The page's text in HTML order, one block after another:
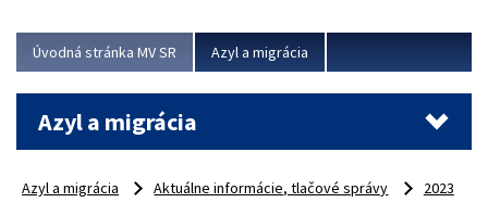
Úvodná stránka MV SR Azyl a migrácia
Azyl a migrácia
Azyl a migrácia Aktuálne informácie, tlačové správy
2023